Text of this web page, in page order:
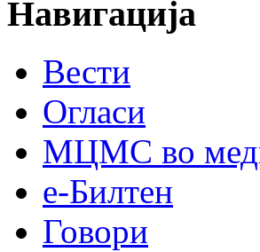
Навигација
Вести
Огласи
МЦМС во
е-Билтен
Говори